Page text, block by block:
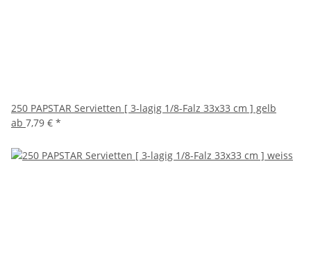
250 PAPSTAR Servietten [ 3-lagig 1/8-Falz 33x33 cm ] gelb
ab 7,79 € *